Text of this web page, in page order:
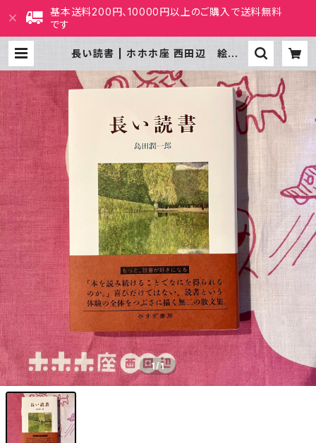
基本送料200円、10000円以上のご購入で送料無料
です
長い読書 | ホホホ座 西田辺 絵本・
1/1